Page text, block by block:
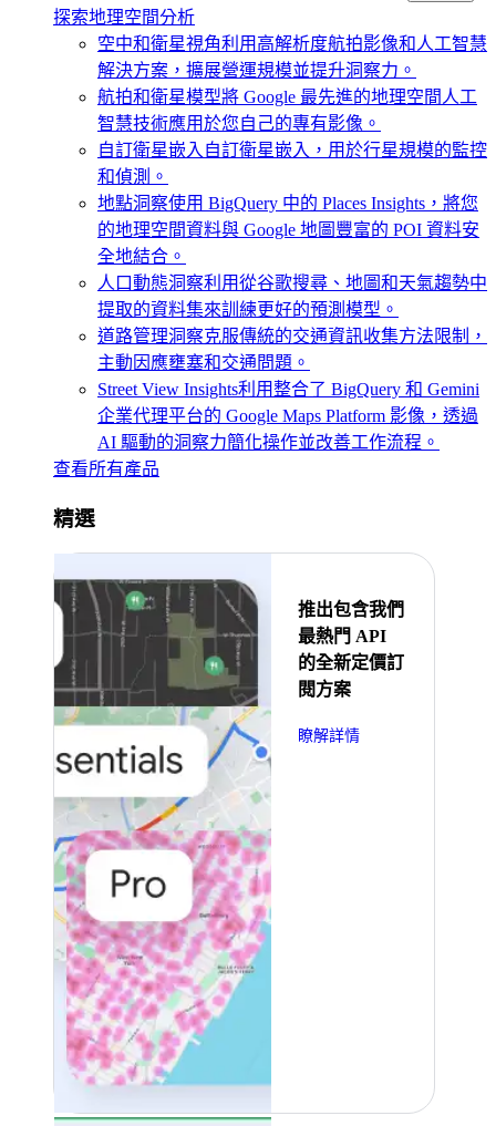
探索地理空間分析
空中和衛星視角利用高解析度航拍影像和人工智慧
解決方案，擴展營運規模並提升洞察力。
航拍和衛星模型將 Google 最先進的地理空間人工
智慧技術應用於您自己的專有影像。
自訂衛星嵌入 自訂衛星嵌入，用於行星規模的監控
和偵測。
地點洞察使用 BigQuery 中的 Places Insights，將您
的地理空間資料與 Google 地圖豐富的 POI 資料安
全地結合。
人口動態洞察利用從谷歌搜尋、地圖和天氣趨勢中
提取的資料集來訓練更好的預測模型。
道路管理洞察克服傳統的交通資訊收集方法限制，
主動因應壅塞和交通問題。
Street View Insights利用整合了 BigQuery 和 Gemini
企業代理平台的 Google Maps Platform 影像，透過
AI 驅動的洞察力簡化操作並改善工作流程。
查看所有產品
精選
推出包含我們
最熱門 API
的全新定價訂
閱方案
瞭解詳情